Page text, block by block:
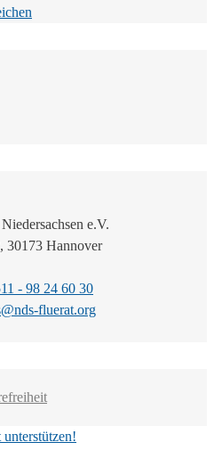
e.V.
30173 Hannover
- 98 24 60 30
fluerat.org
unterstützen!